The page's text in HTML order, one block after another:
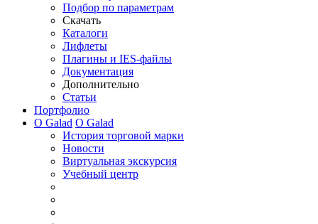
Подбор по параметрам
Скачать
Каталоги
Лифлеты
Плагины и IES-файлы
Документация
Дополнительно
Статьи
Портфолио
О Galad О Galad
История торговой марки
Новости
Виртуальная экскурсия
Учебный центр